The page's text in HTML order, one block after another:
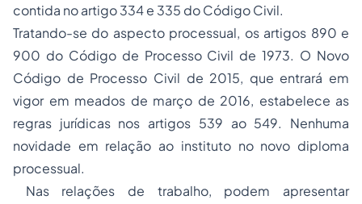
contida no artigo 334 e 335 do Código Civil.
Tratando-se do aspecto processual, os artigos 890 e
900 do Código de Processo Civil de 1973. O Novo
Código de Processo Civil de 2015, que entrará em
vigor em meados de março de 2016, estabelece as
regras jurídicas nos artigos 539 ao 549. Nenhuma
novidade em relação ao instituto no novo diploma
processual.
Nas relações de trabalho, podem apresentar